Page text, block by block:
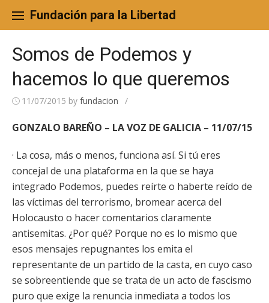
content
Fundación para la Libertad
Somos de Podemos y
hacemos lo que queremos
11/07/2015 by fundacion /
GONZALO BAREÑO – LA VOZ DE GALICIA – 11/07/15
· La cosa, más o menos, funciona así. Si tú eres
concejal de una plataforma en la que se haya
integrado Podemos, puedes reírte o haberte reído de
las víctimas del terrorismo, bromear acerca del
Holocausto o hacer comentarios claramente
antisemitas. ¿Por qué? Porque no es lo mismo que
esos mensajes repugnantes los emita el
representante de un partido de la casta, en cuyo caso
se sobreentiende que se trata de un acto de fascismo
puro que exige la renuncia inmediata a todos los